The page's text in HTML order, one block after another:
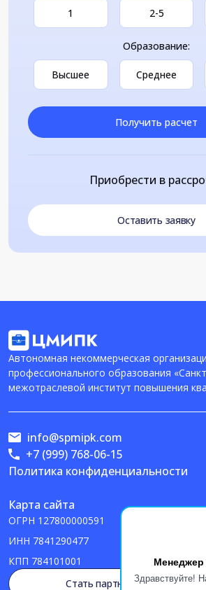
Здравствуйте!
1 2-5
Образование:
Высшее Среднее
Получить расчет
Приобрести в
Оставить заявку
Автономная некоммерческая
профессионального образования
межотраслевой институт повышения
Политика конфиденциальности
Карта сайта
ОГРН 127800000591
ИНН 7841290477
КПП 784101001
info@spmipk.com
+7 (999) 768-06-15
Стать партнером